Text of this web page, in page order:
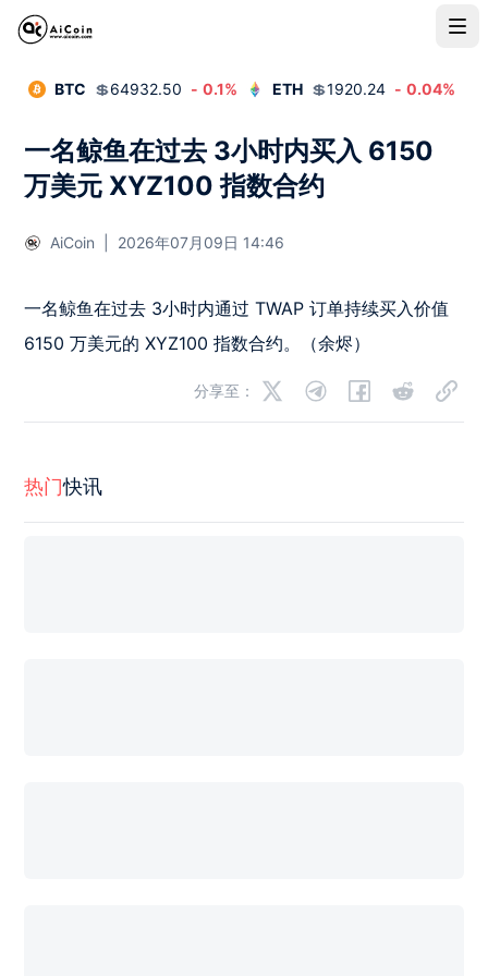
BTC 💲64932.50 - 0.1% ETH 💲1920.24 - 0.04%
一名鲸鱼在过去 3小时内买入 6150
万美元 XYZ100 指数合约
AiCoin 2026年07月09日 14:46
一名鲸鱼在过去 3小时内通过 TWAP 订单持续买入价值
6150 万美元的 XYZ100 指数合约。（余烬）
分享至：
热门快讯